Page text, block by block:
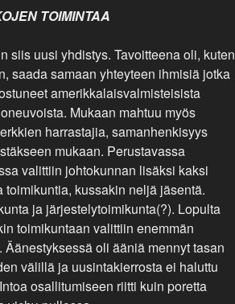
TOIMINTAA
siis uusi yhdistys. Tavoitteena oli, kuten
saada samaan yhteyteen ihmisiä jotka
amerikkalaisvalmisteisista
Mukaan mahtuu myös
harrastajia, samanhenkisyys
mukaan. Perustavassa
valittiin johtokunnan lisäksi kaksi
toimikuntia, kussakin neljä jäsentä.
ja järjestelytoimikunta(?). Lopulta
toimikuntaan valittiin enemmän
Äänestyksessä oli ääniä mennyt tasan
välillä ja uusintakierrosta ei haluttu
osallitumiseen riitti kuin poretta